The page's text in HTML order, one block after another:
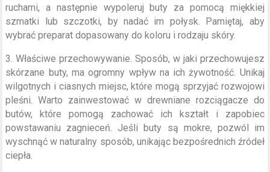
ruchami, a następnie wypoleruj buty za pomocą miękkiej
szmatki lub szczotki, by nadać im połysk. Pamiętaj, aby
wybrać preparat dopasowany do koloru i rodzaju skóry.
3. Właściwe przechowywanie. Sposób, w jaki przechowujesz
skórzane buty, ma ogromny wpływ na ich żywotność. Unikaj
wilgotnych i ciasnych miejsc, które mogą sprzyjać rozwojowi
pleśni. Warto zainwestować w drewniane rozciągacze do
butów, które pomogą zachować ich kształt i zapobiec
powstawaniu zagnieceń. Jeśli buty są mokre, pozwól im
wyschnąć w naturalny sposób, unikając bezpośrednich źródeł
ciepła.